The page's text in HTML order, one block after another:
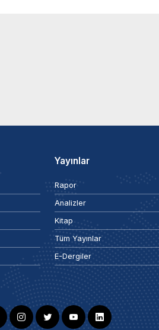
Yayınlar
Rapor
Analizler
Kitap
Tüm Yayınlar
E-Dergiler